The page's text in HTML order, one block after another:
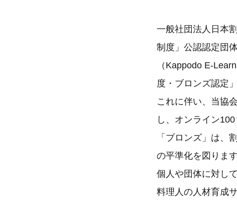
一般社団法人日本
制度」公認認定団
（Kappodo E-
度・ブロンズ認定
これに伴い、当協
し、オンライン
「ブロンズ」は、
の平準化を図りま
個人や団体に対し
料理人の人材育成